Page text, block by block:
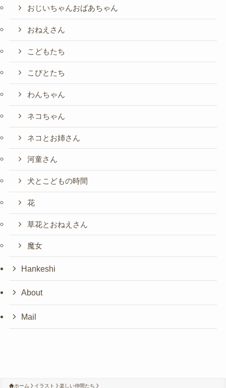
おじいちゃんおばあちゃん
おねえさん
こどもたち
こびとたち
わんちゃん
ネコちゃん
ネコとお姉さん
河童さん
犬とこどもの時間
花
草花とおねえさん
魔女
Hankeshi
About
Mail
ホーム イラスト 楽しい仲間たち